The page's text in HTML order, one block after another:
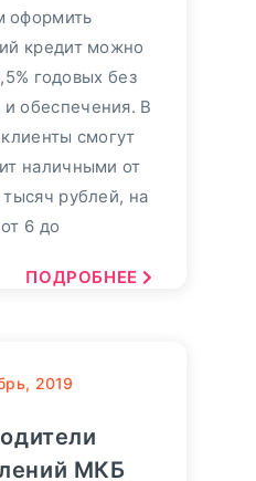
оформить
кредит можно
годовых без
и обеспечения. В
смогут
наличными от
рублей, на
6 до
ПОДРОБНЕЕ
2019
МКБ